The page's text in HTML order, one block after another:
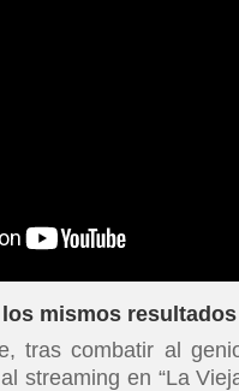
mismos resultados
tras combatir al
streaming en “La